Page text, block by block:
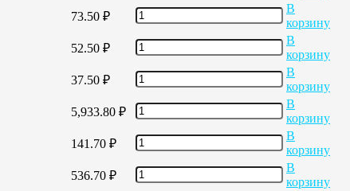
73.50 ₽
В
корзину
52.50 ₽
В
корзину
37.50 ₽
В
корзину
5,933.80 ₽
В
корзину
141.70 ₽
В
корзину
536.70 ₽
В
корзину